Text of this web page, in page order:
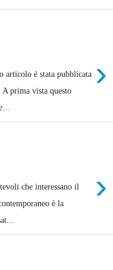
›
articolo è stata pubblicata
prima vista questo
›
che interessano il
è la